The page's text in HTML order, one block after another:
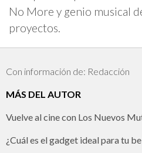
No More y genio musical
proyectos.
Con información de: Redacción
MÁS DEL AUTOR
Vuelve al cine con Los Nuevos
¿Cuál es el gadget ideal para tu